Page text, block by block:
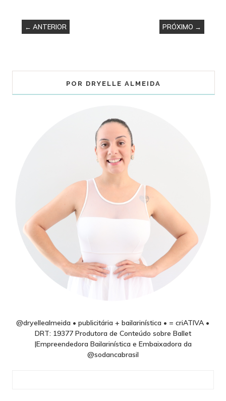
← ANTERIOR PRÓXIMO →
POR DRYELLE ALMEIDA
@dryellealmeida • publicitária + bailarinística • = criATIVA •
DRT: 19377 Produtora de Conteúdo sobre Ballet
|Empreendedora Bailarinística e Embaixadora da
@sodancabrasil